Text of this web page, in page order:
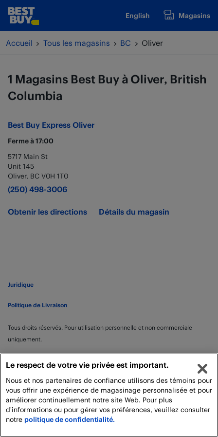
Passer au contenu
www.bestbuy.ca English Magasins
Accueil Tous les magasins BC Oliver
1 Magasins Best Buy à Oliver, British
Columbia
Best Buy Express Oliver
Ferme à 17:00
5717 Main St
Unit 145
Oliver, BC V0H 1T0
(250) 498-3006
Obtenir les directions Détails du magasin
Juridique
Politique de Livraison
Tous droits réservés. Pour utilisation personnelle et non commerciale
uniquement.
Le respect de votre vie privée est important.
Nous et nos partenaires de confiance utilisons des témoins pour
vous offrir une expérience de magasinage personnalisée et pour
améliorer continuellement notre site Web. Pour plus
d'informations ou pour gérer vos préférences, veuillez consulter
notre politique de confidentialité.